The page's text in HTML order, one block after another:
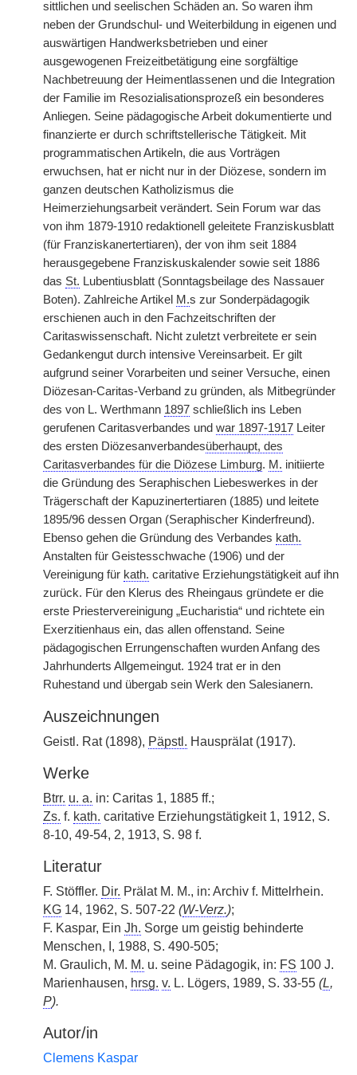
sittlichen und seelischen Schäden an. So waren ihm
neben der Grundschul- und Weiterbildung in eigenen und
auswärtigen Handwerksbetrieben und einer
ausgewogenen Freizeitbetätigung eine sorgfältige
Nachbetreuung der Heimentlassenen und die Integration
der Familie im Resozialisationsprozeß ein besonderes
Anliegen. Seine pädagogische Arbeit dokumentierte und
finanzierte er durch schriftstellerische Tätigkeit. Mit
programmatischen Artikeln, die aus Vorträgen
erwuchsen, hat er nicht nur in der Diözese, sondern im
ganzen deutschen Katholizismus die
Heimerziehungsarbeit verändert. Sein Forum war das
von ihm 1879-1910 redaktionell geleitete Franziskusblatt
(für Franziskanertertiaren), der von ihm seit 1884
herausgegebene Franziskuskalender sowie seit 1886
das St. Lubentiusblatt (Sonntagsbeilage des Nassauer
Boten). Zahlreiche Artikel M.s zur Sonderpädagogik
erschienen auch in den Fachzeitschriften der
Caritaswissenschaft. Nicht zuletzt verbreitete er sein
Gedankengut durch intensive Vereinsarbeit. Er gilt
aufgrund seiner Vorarbeiten und seiner Versuche, einen
Diözesan-Caritas-Verband zu gründen, als Mitbegründer
des von L. Werthmann 1897 schließlich ins Leben
gerufenen Caritasverbandes und war 1897-1917 Leiter
des ersten Diözesanverbandesüberhaupt, des
Caritasverbandes für die Diözese Limburg. M. initiierte
die Gründung des Seraphischen Liebeswerkes in der
Trägerschaft der Kapuzinertertiaren (1885) und leitete
1895/96 dessen Organ (Seraphischer Kinderfreund).
Ebenso gehen die Gründung des Verbandes kath.
Anstalten für Geistesschwache (1906) und der
Vereinigung für kath. caritative Erziehungstätigkeit auf ihn
zurück. Für den Klerus des Rheingaus gründete er die
erste Priestervereinigung „Eucharistia“ und richtete ein
Exerzitienhaus ein, das allen offenstand. Seine
pädagogischen Errungenschaften wurden Anfang des
Jahrhunderts Allgemeingut. 1924 trat er in den
Ruhestand und übergab sein Werk den Salesianern.
Auszeichnungen
Geistl. Rat (1898), Päpstl. Hausprälat (1917).
Werke
Btrr. u. a. in: Caritas 1, 1885 ff.;
Zs. f. kath. caritative Erziehungstätigkeit 1, 1912, S.
8-10, 49-54, 2, 1913, S. 98 f.
Literatur
F. Stöffler. Dir. Prälat M. M., in: Archiv f. Mittelrhein.
KG 14, 1962, S. 507-22 (W-Verz.);
F. Kaspar, Ein Jh. Sorge um geistig behinderte
Menschen, I, 1988, S. 490-505;
M. Graulich, M. M. u. seine Pädagogik, in: FS 100 J.
Marienhausen, hrsg. v. L. Lögers, 1989, S. 33-55 (L,
P).
Autor/in
Clemens Kaspar